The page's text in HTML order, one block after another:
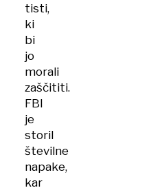
tisti,
ki
bi
jo
morali
zaščititi.
FBI
je
storil
številne
napake,
kar